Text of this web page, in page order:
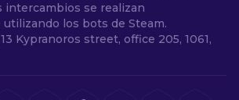
intercambios se realizan
los bots de Steam.
Kypranoros street, office 205, 1061,